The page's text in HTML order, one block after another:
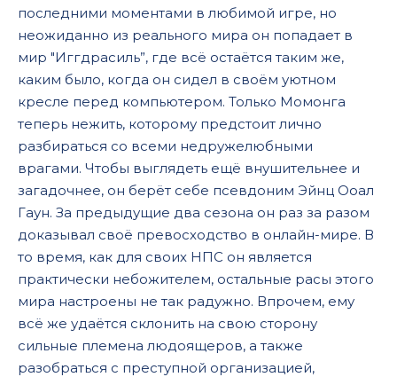
последними моментами в любимой игре, но
неожиданно из реального мира он попадает в
мир "Иггдрасиль”, где всё остаётся таким же,
каким было, когда он сидел в своём уютном
кресле перед компьютером. Только Момонга
теперь нежить, которому предстоит лично
разбираться со всеми недружелюбными
врагами. Чтобы выглядеть ещё внушительнее и
загадочнее, он берёт себе псевдоним Эйнц Ооал
Гаун. За предыдущие два сезона он раз за разом
доказывал своё превосходство в онлайн-мире. В
то время, как для своих НПС он является
практически небожителем, остальные расы этого
мира настроены не так радужно. Впрочем, ему
всё же удаётся склонить на свою сторону
сильные племена людоящеров, а также
разобраться с преступной организацией,